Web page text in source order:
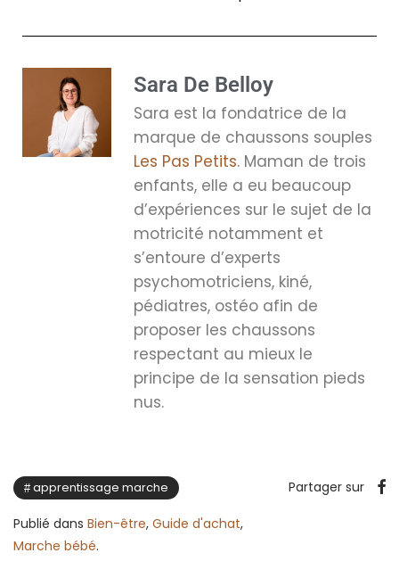
Sara De Belloy
Sara est la fondatrice de la
marque de chaussons souples
Les Pas Petits. Maman de trois
enfants, elle a eu beaucoup
d’expériences sur le sujet de la
motricité notamment et
s’entoure d’experts
psychomotriciens, kiné,
pédiatres, ostéo afin de
proposer les chaussons
respectant au mieux le
principe de la sensation pieds
nus.
apprentissage marche
Publié dans Bien-être, Guide d'achat,
Marche bébé.
Partager sur